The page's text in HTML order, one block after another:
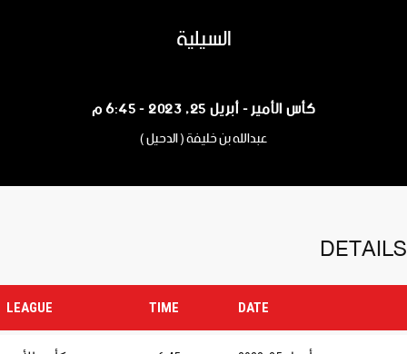
السيلية
كأس الأمير - أبريل 25, 2023 - 6:45 م
عبدالله بن خليفة ( الدحيل )
DETAILS
DATE
TIME
LEAGUE